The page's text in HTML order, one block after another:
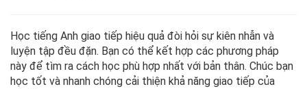
Học tiếng Anh giao tiếp hiệu quả đòi hỏi sự kiên nhẫn và
luyện tập đều đặn. Bạn có thể kết hợp các phương pháp
này để tìm ra cách học phù hợp nhất với bản thân. Chúc bạn
học tốt và nhanh chóng cải thiện khả năng giao tiếp của